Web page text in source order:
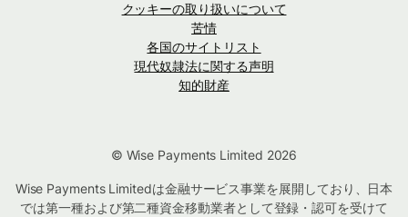
クッキーの取り扱いについて
苦情
各国のサイトリスト
現代奴隷法に関する声明
知的財産
© Wise Payments Limited 2026
Wise Payments Limitedは金融サービス事業を展開しており、日本
では第一種および第二種資金移動業者として登録・認可を受けて